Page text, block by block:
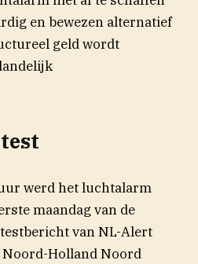
en bewezen alternatief
geld wordt
werd het luchtalarm
maandag van de
van NL-Alert
Holland Noord